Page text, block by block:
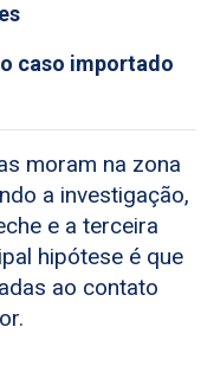
caso importado
moram na zona
a investigação,
e a terceira
hipótese é que
ao contato